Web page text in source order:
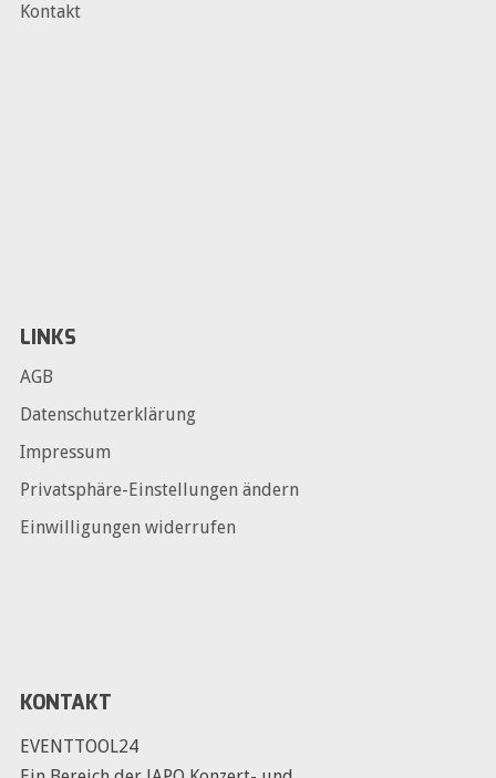
Kontakt
LINKS
AGB
Datenschutzerklärung
Impressum
Privatsphäre-Einstellungen ändern
Einwilligungen widerrufen
KONTAKT
EVENTTOOL24